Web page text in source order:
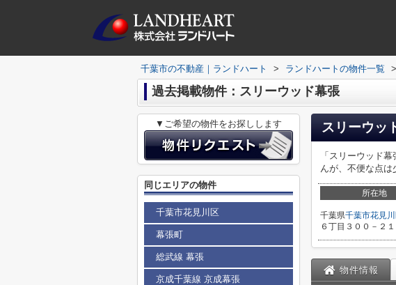
千葉市の不動産｜ランドハート > ランドハートの物件一覧 >
過去掲載物件：スリーウッド幕張
スリーウッ
「スリーウッド
んが、不便な点は
所在地
千葉県千葉市花見
６丁目３００－２１
物件情報
▼ご希望の物件をお探しします
同じエリアの物件
千葉市花見川区
幕張町
総武線 幕張
京成千葉線 京成幕張